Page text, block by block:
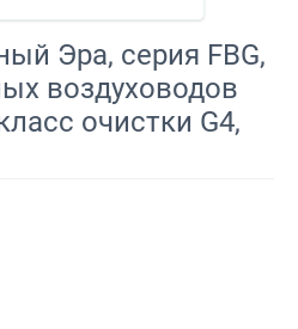
Эра, серия FBG,
воздуховодов
очистки G4,